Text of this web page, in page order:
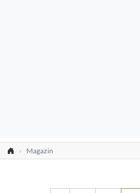
Magazin